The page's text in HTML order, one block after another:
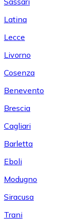
Latina
Lecce
Livorno
Cosenza
Benevento
Brescia
Cagliari
Barletta
Eboli
Modugno
Siracusa
Trani